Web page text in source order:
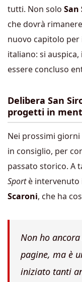
tutti. Non solo San
che dovrà
nuovo capitolo per
italiano: si
essere concluso
Delibera San
progetti in
Nei prossimi
in consiglio, per
passato storico. A
Sportè intervenuto
Scaroni, che ha
Non ho
pagine, ma è
iniziato tanti